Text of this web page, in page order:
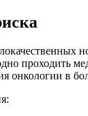
проходить
онкологии в